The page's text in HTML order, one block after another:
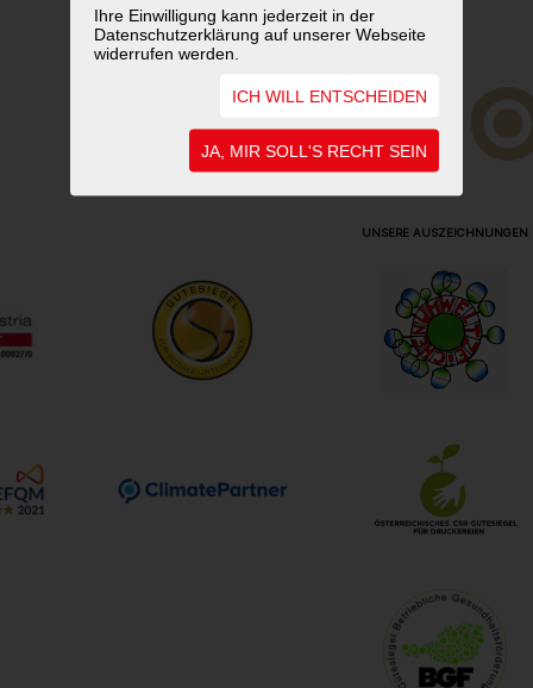
Ihre Einwilligung kann jederzeit in der
Datenschutzerklärung auf unserer Webseite
widerrufen werden.
ICH WILL ENTSCHEIDEN
JA, MIR SOLL'S RECHT SEIN
UNSERE AUSZEICHNUNGEN